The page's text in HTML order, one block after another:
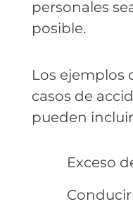
personales
posible.
Los ejemplos
casos de
pueden
Exceso